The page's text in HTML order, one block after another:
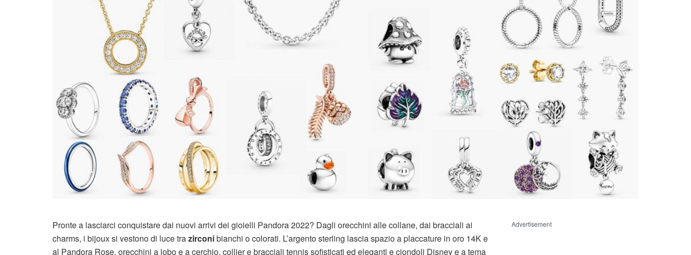
Pronte a lasciarci conquistare dai nuovi arrivi dei gioielli Pandora 2022? Dagli orecchini alle collane, dai bracciali ai
charms, i bijoux si vestono di luce trazirconibianchi o colorati. L’argento sterling lascia spazio a placcature in oro 14K e
al Pandora Rose, orecchini a lobo e a cerchio, collier e bracciali tennis sofisticati ed eleganti e ciondoli Disney e a tema
Advertisement